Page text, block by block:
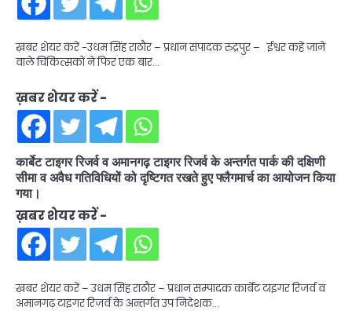
ख़बर शेयर करें -उधम सिंह राठौर – प्रधान संपादक रुद्रपुर – ईश्वर कहें जाने
वाले चिकित्सकों ने फिर एक बार…
ख़बर शेयर करें -
कार्बेट टाइगर रिजर्व व अमानगढ़ टाइगर रिजर्व के अन्तर्गत पार्क की दक्षिणी
सीमा व अवैध गतिविधियों को दृष्टिगत रखते हुए फ्लैगमार्च का आयोजन किया
गया।
ख़बर शेयर करें -
ख़बर शेयर करें – उधम सिंह राठौर – प्रधान सम्पादक कार्बेट टाइगर रिजर्व व
अमानगढ़ टाइगर रिजर्व के अन्तर्गत उप निदेशक…